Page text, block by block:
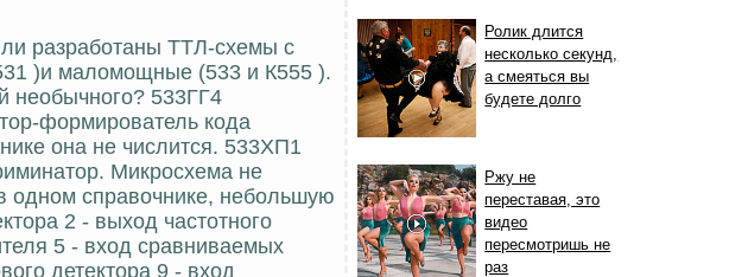
Ролик длится
несколько секунд,
а смеяться вы
будете долго
Ржу не
переставая, это
видео
пересмотришь не
раз
разработаны ТТЛ-схемы с
)и маломощные (533 и К555 ).
необычного? 533ГГ4
формирователь кода
она не числится. 533ХП1
Микросхема не
одном справочнике, небольшую
2 - выход частотного
5 - вход сравниваемых
детектора 9 - вход